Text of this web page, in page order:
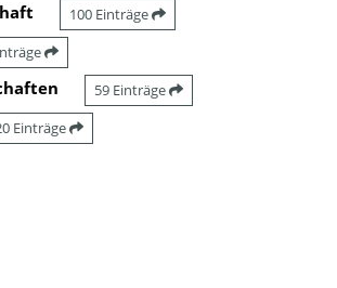
100 Einträge
59 Einträge
Einträge